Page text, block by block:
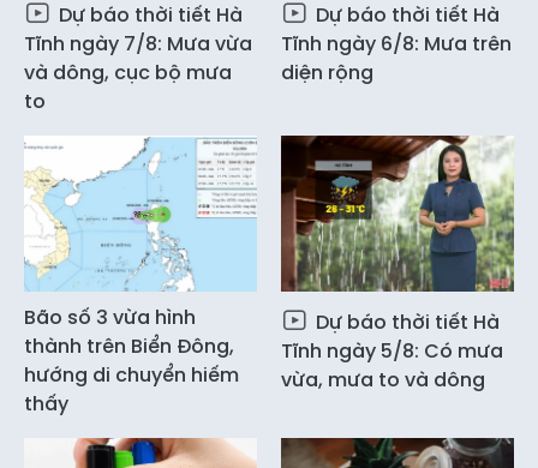
Dự báo thời tiết Hà
Tĩnh ngày 7/8: Mưa vừa
và dông, cục bộ mưa
to
Dự báo thời tiết Hà
Tĩnh ngày 6/8: Mưa trên
diện rộng
Bão số 3 vừa hình
thành trên Biển Đông,
hướng di chuyển hiếm
thấy
Dự báo thời tiết Hà
Tĩnh ngày 5/8: Có mưa
vừa, mưa to và dông